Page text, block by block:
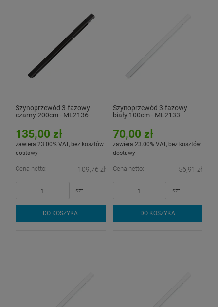
Szynoprzewód 3-fazowy
czarny 200cm - ML2136
135,00 zł
zawiera 23.00% VAT, bez kosztów
dostawy
Cena netto: 109,76 zł
szt.
DO KOSZYKA
Szynoprzewód 3-fazowy
biały 100cm - ML2133
70,00 zł
zawiera 23.00% VAT, bez kosztów
dostawy
Cena netto: 56,91 zł
szt.
DO KOSZYKA